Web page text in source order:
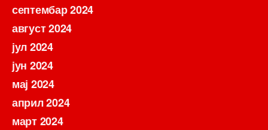
септембар 2024
август 2024
јул 2024
јун 2024
мај 2024
април 2024
март 2024